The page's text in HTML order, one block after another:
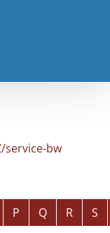
service-bw
P Q R S